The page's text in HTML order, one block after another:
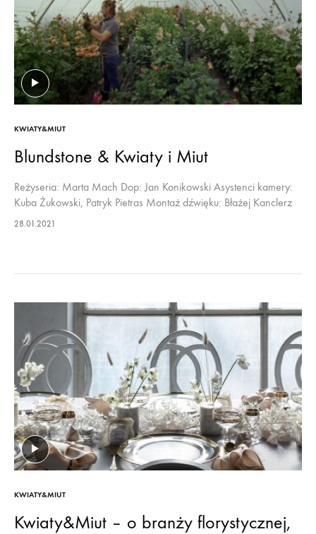
KWIATY&MIUT
Blundstone & Kwiaty i Miut
Reżyseria: Marta Mach Dop: Jan Konikowski Asystenci kamery:
Kuba Żukowski, Patryk Pietras Montaż dźwięku: Błażej Kanclerz
Kolorkorekcja: Piotr Putko Wystąpili: Radek Berent i Łukasz
28.01.2021
KWIATY&MIUT
Kwiaty&Miut – o branży florystycznej,